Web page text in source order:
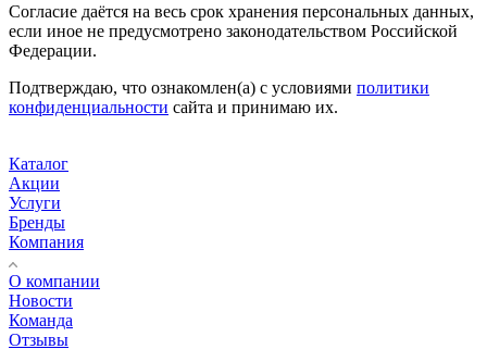
Согласие даётся на весь срок хранения персональных данных,
если иное не предусмотрено законодательством Российской
Федерации.
Подтверждаю, что ознакомлен(а) с условиями политики
конфиденциальности сайта и принимаю их.
Каталог
Акции
Услуги
Бренды
Компания
О компании
Новости
Команда
Отзывы